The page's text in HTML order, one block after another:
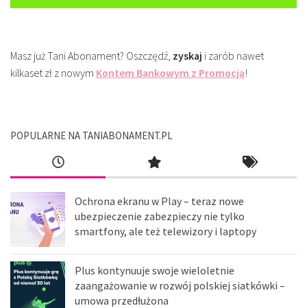
Masz już Tani Abonament? Oszczędź, zyskaj i zarób nawet
kilkaset zł z nowym Kontem Bankowym z Promocją!
POPULARNE NA TANIABONAMENT.PL
Ochrona ekranu w Play – teraz nowe
ubezpieczenie zabezpieczy nie tylko
smartfony, ale też telewizory i laptopy
Plus kontynuuje swoje wieloletnie
zaangażowanie w rozwój polskiej siatkówki –
umowa przedłużona